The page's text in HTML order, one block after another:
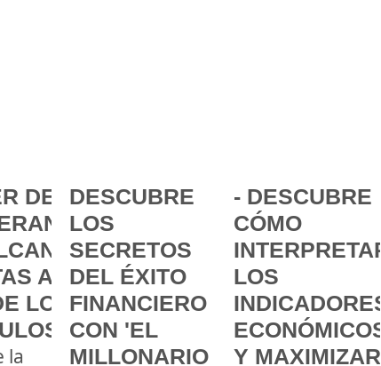
DE LA
A
LOS
la
DESCUBRE
LOS
SECRETOS
DEL ÉXITO
FINANCIERO
CON 'EL
MILLONARIO
- DESCUBRE
CÓMO
INTERPRETAR
LOS
INDICADORES
ECONÓMICOS
Y MAXIMIZAR